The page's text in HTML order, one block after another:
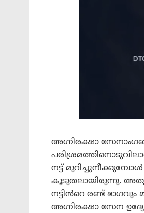
അഗ്നിരക്ഷാ
നട്ട്
കൂടുതലായിരുന്നു.
നട്ടിൻറെ രണ്ട് ഭാഗവും
അഗ്നിരക്ഷാ സേന